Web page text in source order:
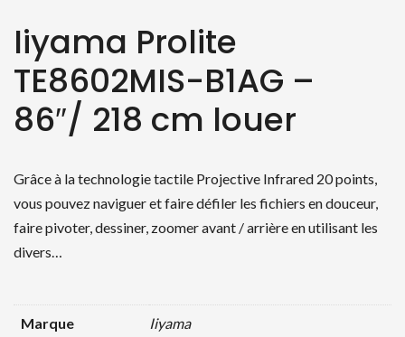
Iiyama Prolite
TE8602MIS-B1AG –
86″/ 218 cm louer
Grâce à la technologie tactile Projective Infrared 20 points,
vous pouvez naviguer et faire défiler les fichiers en douceur,
faire pivoter, dessiner, zoomer avant / arrière en utilisant les
divers…
Marque Iiyama